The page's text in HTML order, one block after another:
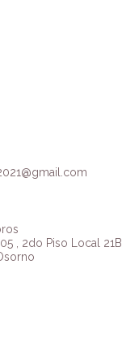
, 2do Piso Local 21B